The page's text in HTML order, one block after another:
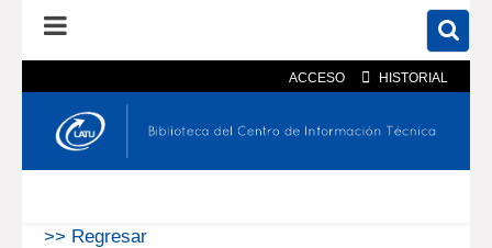
ACCESO HISTORIAL
En el catálogo En el sitio
>> Regresar